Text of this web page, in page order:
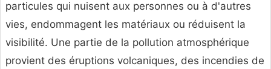
particules qui nuisent aux personnes ou à d'autres
vies, endommagent les matériaux ou réduisent la
visibilité. Une partie de la pollution atmosphérique
provient des éruptions volcaniques, des incendies de